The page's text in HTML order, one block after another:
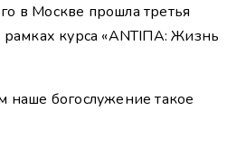
в Москве прошла третья
рамках курса «ANTIПА: Жизнь
наше богослужение такое